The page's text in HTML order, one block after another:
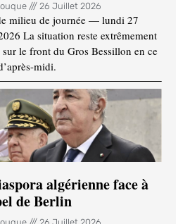
26 Juillet 2026
milieu de journée — lundi 27
La situation reste extrêmement
sur le front du Gros Bessillon en ce
midi.
algérienne face à
de Berlin